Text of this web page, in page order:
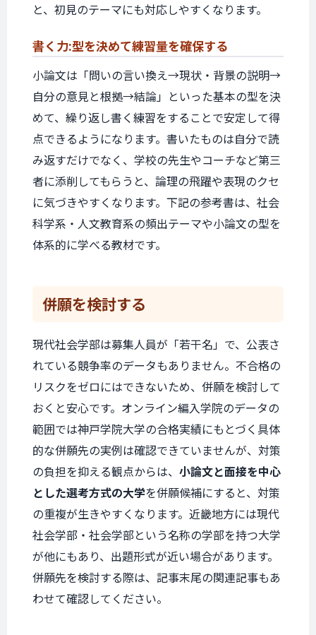
と、初見のテーマにも対応しやすくなります。
書く力:型を決めて練習量を確保する
小論文は「問いの言い換え→現状・背景の説明→
自分の意見と根拠→結論」といった基本の型を決
めて、繰り返し書く練習をすることで安定して得
点できるようになります。書いたものは自分で読
み返すだけでなく、学校の先生やコーチなど第三
者に添削してもらうと、論理の飛躍や表現のクセ
に気づきやすくなります。下記の参考書は、社会
科学系・人文教育系の頻出テーマや小論文の型を
体系的に学べる教材です。
併願を検討する
現代社会学部は募集人員が「若干名」で、公表さ
れている競争率のデータもありません。不合格の
リスクをゼロにはできないため、併願を検討して
おくと安心です。オンライン編入学院のデータの
範囲では神戸学院大学の合格実績にもとづく具体
的な併願先の実例は確認できていませんが、対策
の負担を抑える観点からは、 小論文と面接を中心
とした選考方式の大学を併願候補にすると、対策
の重複が生きやすくなります。近畿地方には現代
社会学部・社会学部という名称の学部を持つ大学
が他にもあり、出題形式が近い場合があります。
併願先を検討する際は、記事末尾の関連記事もあ
わせて確認してください。